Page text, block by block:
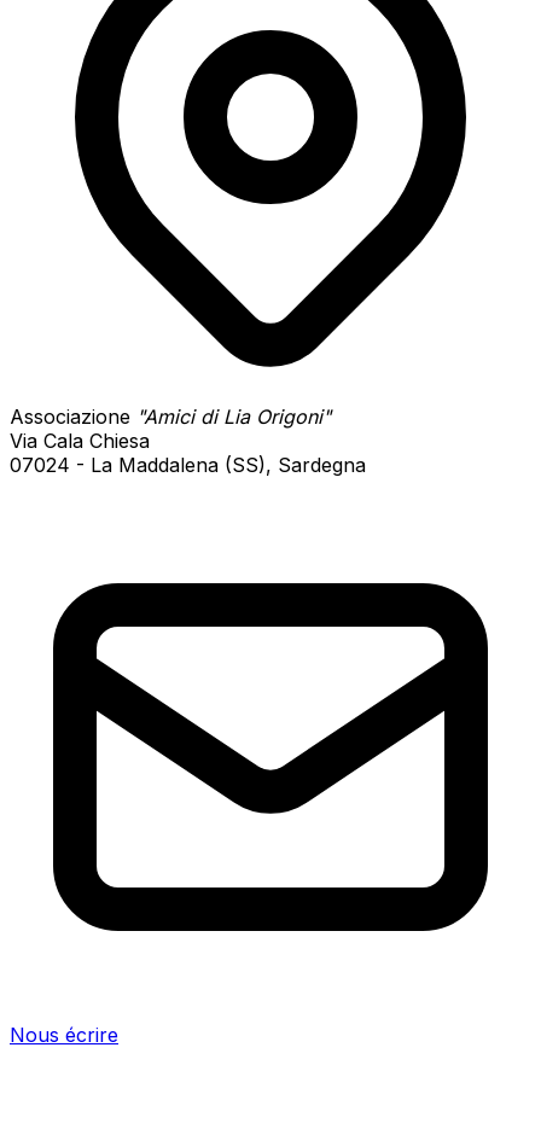
Associazione "Amici di Lia Origoni"
Via Cala Chiesa
07024 - La Maddalena (SS), Sardegna
Nous écrire